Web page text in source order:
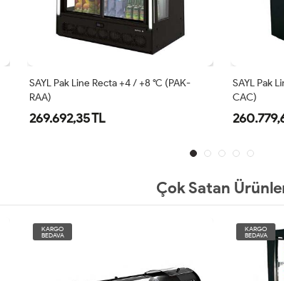
SAYL Pak Line Recta +4 / +8 °C (PAK-
RAA)
269.692,35 TL
SAYL Pak
CAC)
Çok Satan
KARGO
BEDAVA
KARGO
BEDAVA